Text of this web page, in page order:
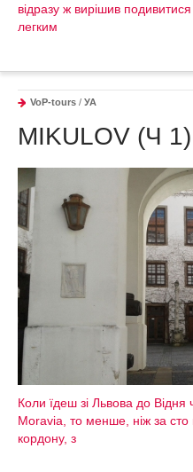
відразу ж вирішив
легким
VoP-tours / УА
МIKULOV (Ч 1)
Коли їдеш зі Львова до
Moravia, то менше, ніж за сто
кордону, з